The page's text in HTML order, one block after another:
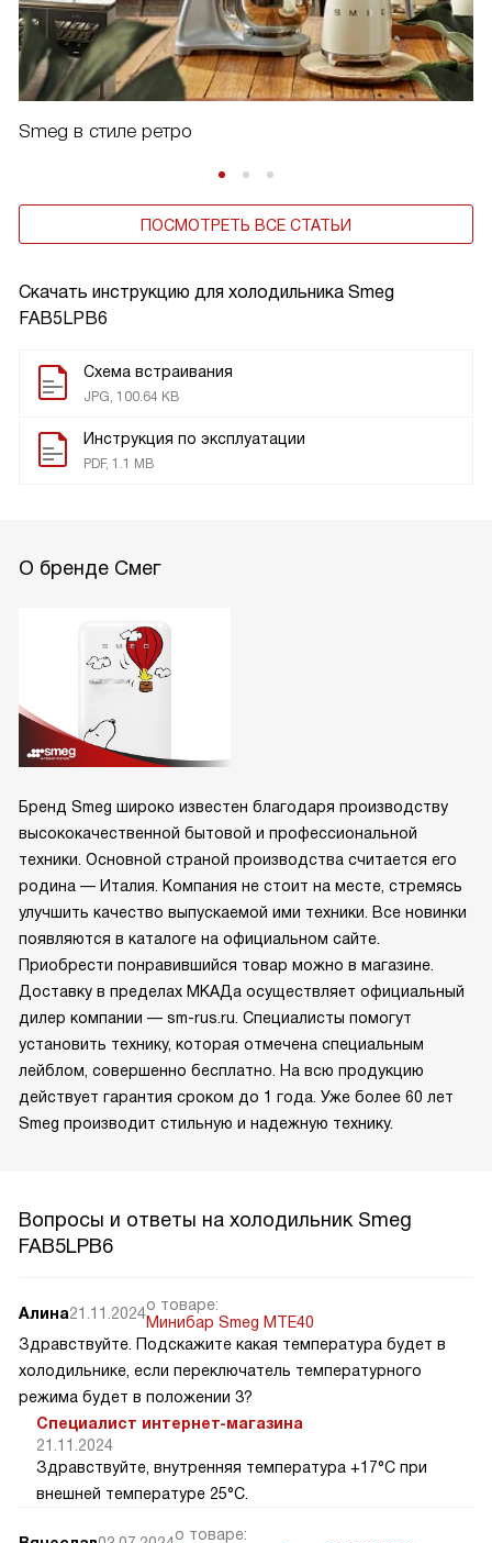
Скачать инструкцию для холодильника Smeg
FAB5LPB6
Схема встраивания
JPG, 100.64 KB
Инструкция по эксплуатации
PDF, 1.1 MB
Smeg в стиле ретро
ПОСМОТРЕТЬ ВСЕ СТАТЬИ
О бренде Смег
Бренд Smeg широко известен благодаря производству
высококачественной бытовой и профессиональной
техники. Основной страной производства считается его
родина — Италия. Компания не стоит на месте, стремясь
улучшить качество выпускаемой ими техники. Все новинки
появляются в каталоге на официальном сайте.
Приобрести понравившийся товар можно в магазине.
Доставку в пределах МКАДа осуществляет официальный
дилер компании — sm-rus.ru. Специалисты помогут
установить технику, которая отмечена специальным
лейблом, совершенно бесплатно. На всю продукцию
действует гарантия сроком до 1 года. Уже более 60 лет
Smeg производит стильную и надежную технику.
Вопросы и ответы на холодильник Smeg
FAB5LPB6
Алина21.11.2024о товаре:
Минибар Smeg MTE40
Здравствуйте. Подскажите какая температура будет в
холодильнике, если переключатель температурного
режима будет в положении 3?
Специалист интернет-магазина
21.11.2024
Здравствуйте, внутренняя температура +17°C при
внешней температуре 25°C.
о товаре: